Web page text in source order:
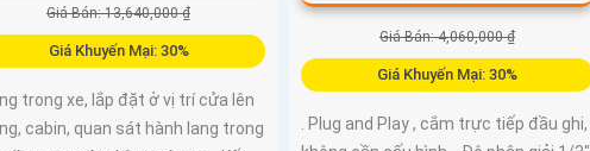
Giá Bán: 13,640,000 ₫
Giá Khuyến Mại: 30%
trong xe, lắp đặt ở vị trí cửa lên
cabin, quan sát hành lang trong
Giá Bán: 4,060,000 ₫
Giá Khuyến Mại: 30%
. Plug and Play , cắm trực tiếp đầu ghi,